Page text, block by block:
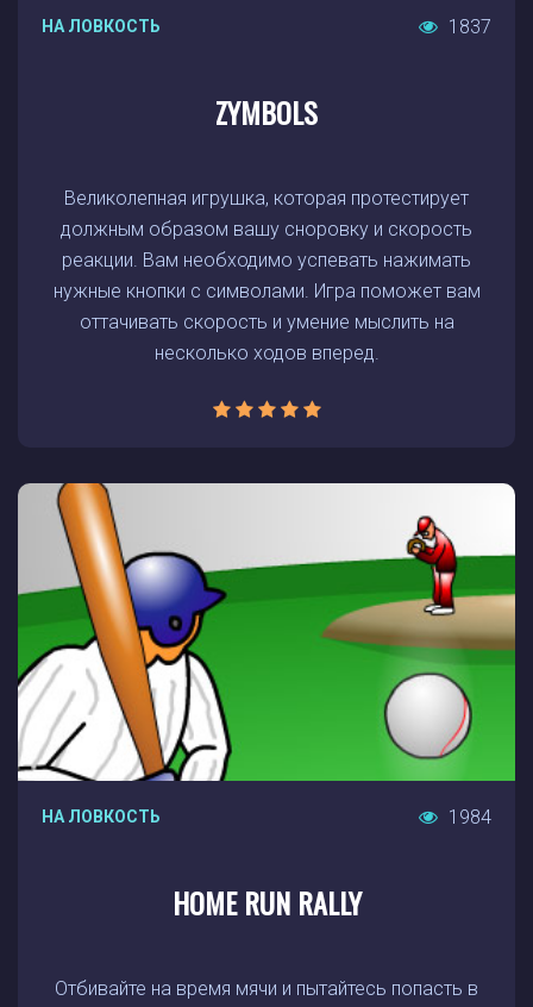
НА ЛОВКОСТЬ 1837
ZYMBOLS
Великолепная игрушка, которая протестирует
должным образом вашу сноровку и скорость
реакции. Вам необходимо успевать нажимать
нужные кнопки с символами. Игра поможет вам
оттачивать скорость и умение мыслить на
несколько ходов вперед.
НА ЛОВКОСТЬ 1984
HOME RUN RALLY
Отбивайте на время мячи и пытайтесь попасть в